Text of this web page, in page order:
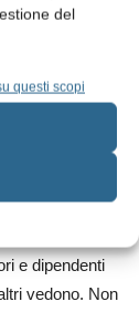
del
questi scopi
Come il liquido
si adatta
riempire al
e dipendenti
vedono. Non